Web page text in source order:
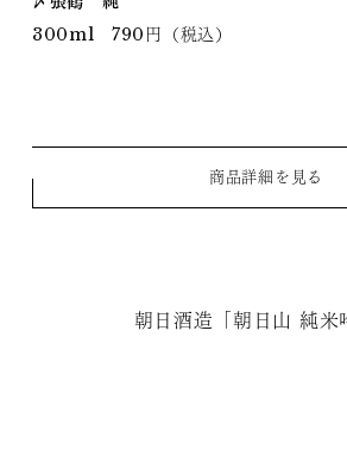
300ml 790円（税込）
商品詳細を見る
朝日酒造「朝日山 純米